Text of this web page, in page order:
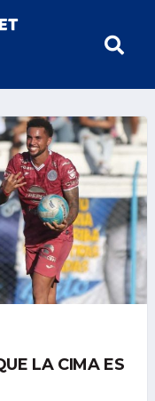
LA CIMA ES